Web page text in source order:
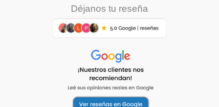
Déjanos tu reseña